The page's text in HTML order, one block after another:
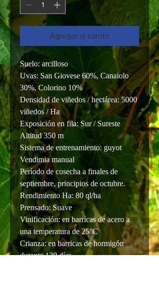
Agregar al carrito
Suelo: arcilloso
Uvas: San Giovese 60%, Canaiolo
30%, Colorino 10%
Densidad de viñedos / hectárea: 5000
viñedos / Ha
Exposición en fila: Sur / Sureste
Altitud 350 m
Sistema de entrenamiento: guyot
Vendimia manual
Período de cosecha a finales de
septiembre, principios de octubre.
Rendimiento Ha: 80 ql/ha
Prensado: Suave
Vinificación: en barricas de acero a
una temperatura de 25°C
Crianza: en barricas de hormigón
durante 120 días